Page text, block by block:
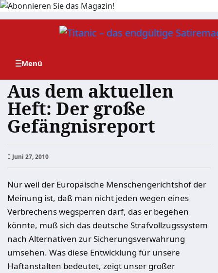
Zum
Aus dem aktuellen
Heft: Der große
Gefängnisreport
Juni 27, 2010
Nur weil der Europäische Menschengerichtshof der
Meinung ist, daß man nicht jeden wegen eines
Verbrechens wegsperren darf, das er begehen
könnte, muß sich das deutsche Strafvollzugssystem
nach Alternativen zur Sicherungsverwahrung
umsehen. Was diese Entwicklung für unsere
Haftanstalten bedeutet, zeigt unser großer